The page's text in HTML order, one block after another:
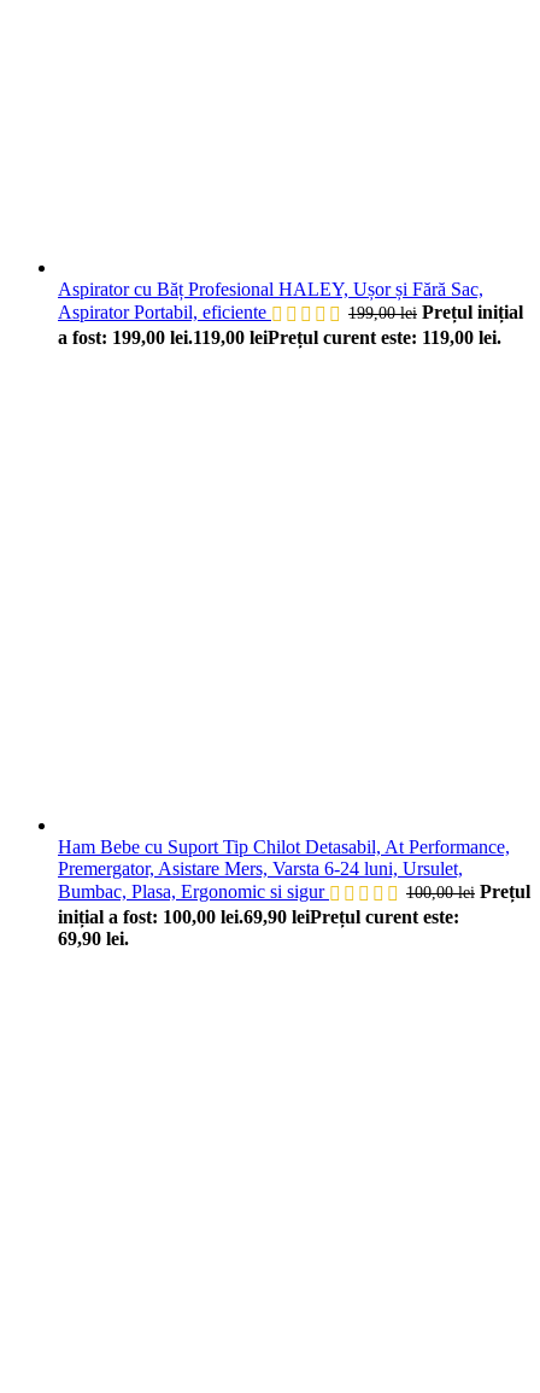
Aspirator cu Băț Profesional HALEY, Ușor și Fără Sac,
Aspirator Portabil, eficiente
199,00lei Prețul inițial
a fost: 199,00 lei.119,00 leiPrețul curent este: 119,00 lei.
Ham Bebe cu Suport Tip Chilot Detasabil, At Performance,
Premergator, Asistare Mers, Varsta 6-24 luni, Ursulet,
Bumbac, Plasa, Ergonomic si sigur
100,00lei Prețul
inițial a fost: 100,00 lei.69,90 leiPrețul curent este:
69,90 lei.